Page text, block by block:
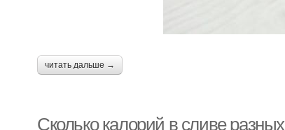
читать дальше →
Сколько калорий в сливе